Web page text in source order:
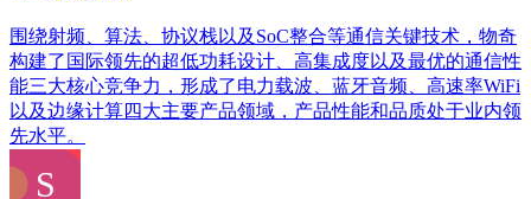
围绕射频、算法、协议栈以及SoC整合等通信关键技术，物奇
构建了国际领先的超低功耗设计、高集成度以及最优的通信性
能三大核心竞争力，形成了电力载波、蓝牙音频、高速率WiFi
以及边缘计算四大主要产品领域，产品性能和品质处于业内领
先水平。